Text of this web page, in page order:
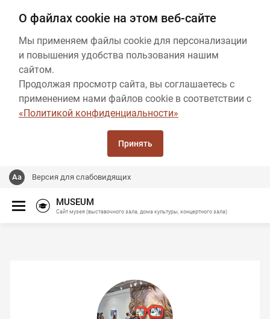
О файлах cookie на этом веб-сайте
Мы применяем файлы cookie для персонализации
и повышения удобства пользования нашим
сайтом.
Продолжая просмотр сайта, вы соглашаетесь с
применением нами файлов cookie в соответствии с
«Политикой конфиденциальности»
Принять
Версия для слабовидящих
MUSEUM
Сайт музея (выставочного зала, дома культуры, концертного зала)